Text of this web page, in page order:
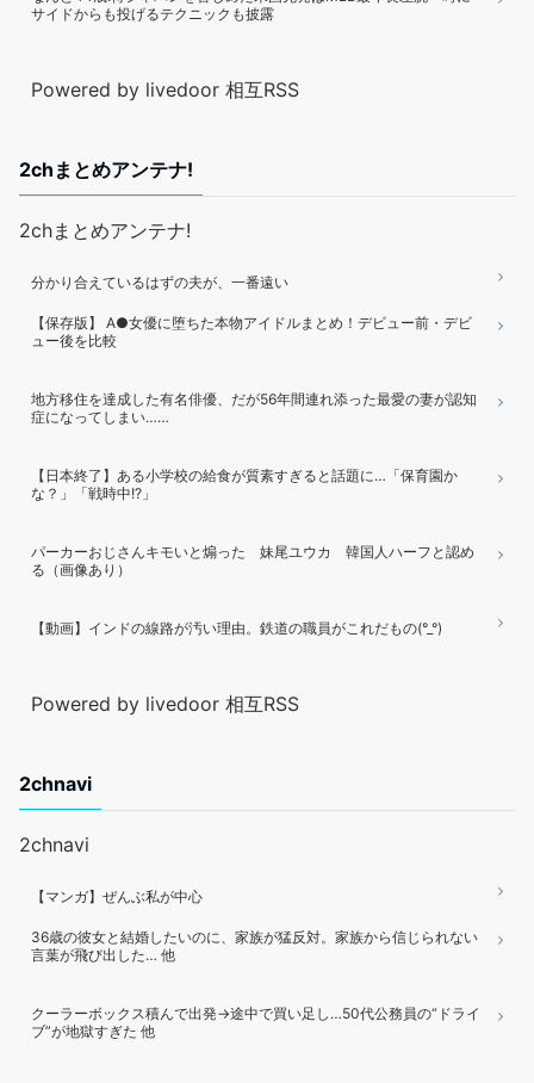
サイドからも投げるテクニックも披露
Powered by livedoor 相互RSS
2chまとめアンテナ!
2chまとめアンテナ!
分かり合えているはずの夫が、一番遠い
【保存版】 A●女優に堕ちた本物アイドルまとめ！デビュー前・デビ
ュー後を比較
地方移住を達成した有名俳優、だが56年間連れ添った最愛の妻が認知
症になってしまい……
【日本終了】ある小学校の給食が質素すぎると話題に…「保育園か
な？」「戦時中!?」
パーカーおじさんキモいと煽った 妹尾ユウカ 韓国人ハーフと認め
る（画像あり）
【動画】インドの線路が汚い理由。鉄道の職員がこれだもの(°_°)
Powered by livedoor 相互RSS
2chnavi
2chnavi
【マンガ】ぜんぶ私が中心
36歳の彼女と結婚したいのに、家族が猛反対。家族から信じられない
言葉が飛び出した… 他
クーラーボックス積んで出発→途中で買い足し…50代公務員の“ドライ
ブ”が地獄すぎた 他